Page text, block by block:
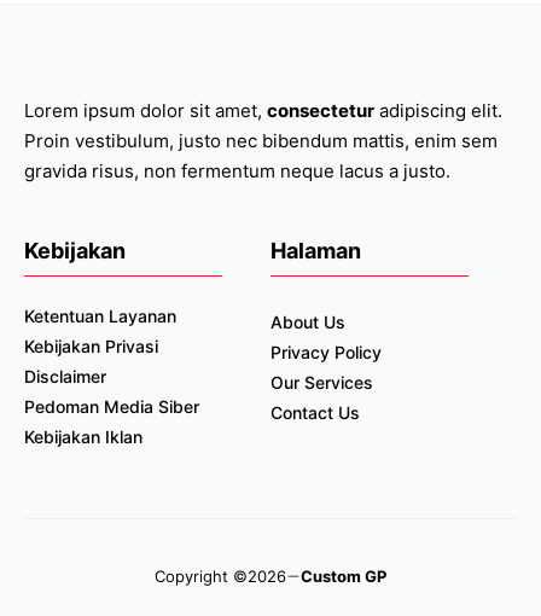
Lorem ipsum dolor sit amet, consectetur adipiscing elit.
Proin vestibulum, justo nec bibendum mattis, enim sem
gravida risus, non fermentum neque lacus a justo.
Kebijakan
Ketentuan Layanan
Kebijakan Privasi
Disclaimer
Pedoman Media Siber
Kebijakan Iklan
Halaman
About Us
Privacy Policy
Our Services
Contact Us
Copyright ©2026 Custom GP